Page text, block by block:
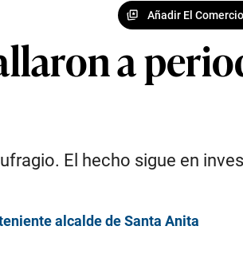
Añadir El
a
El hecho sigue en
alcalde de Santa Anita